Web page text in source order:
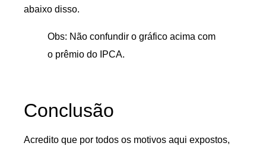
abaixo disso.
Obs: Não confundir o gráfico acima com
o prêmio do IPCA.
Conclusão
Acredito que por todos os motivos aqui expostos,